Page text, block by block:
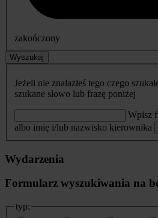
zakończony
Wyszukaj
Jeżeli nie znalazłeś tego czego
szukane słowo lub frazę poniżej
Wpisz
albo imię i/lub nazwisko kierownika
Wydarzenia
Formularz wyszukiwania na
typ: